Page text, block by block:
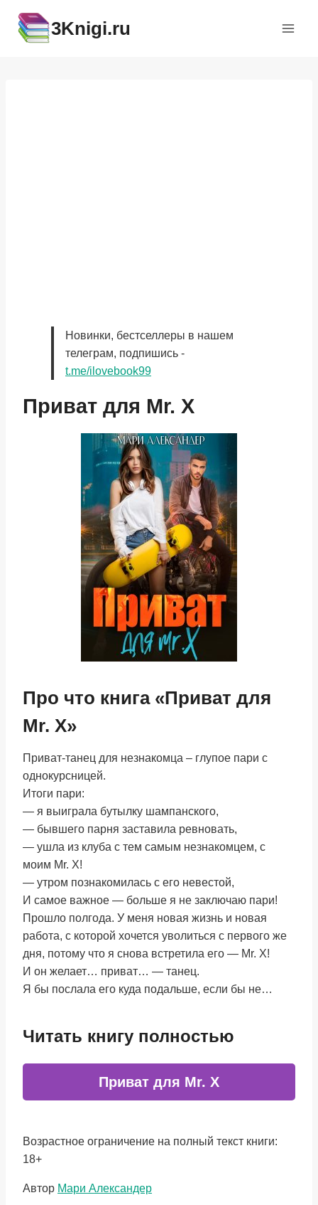
содержимому
3Knigi.ru
Новинки, бестселлеры в нашем
телеграм, подпишись -
t.me/ilovebook99
Приват для Mr. X
Про что книга «Приват для
Mr. X»
Приват-танец для незнакомца – глупое пари с
однокурсницей.
Итоги пари:
— я выиграла бутылку шампанского,
— бывшего парня заставила ревновать,
— ушла из клуба с тем самым незнакомцем, с
моим Mr. X!
— утром познакомилась с его невестой,
И самое важное — больше я не заключаю пари!
Прошло полгода. У меня новая жизнь и новая
работа, с которой хочется уволиться с первого же
дня, потому что я снова встретила его — Мr. Х!
И он желает… приват… — танец.
Я бы послала его куда подальше, если бы не…
Читать книгу полностью
Приват для Mr. X
Возрастное ограничение на полный текст книги:
18+
Метки
Автор Мари Александер